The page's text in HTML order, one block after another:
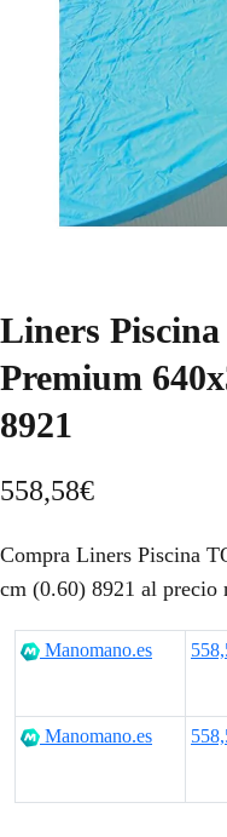
Liners
Premium
8921
558,58€
Compra Liners Piscina
cm (0.60) 8921 al precio
Manomano.es
Manomano.es